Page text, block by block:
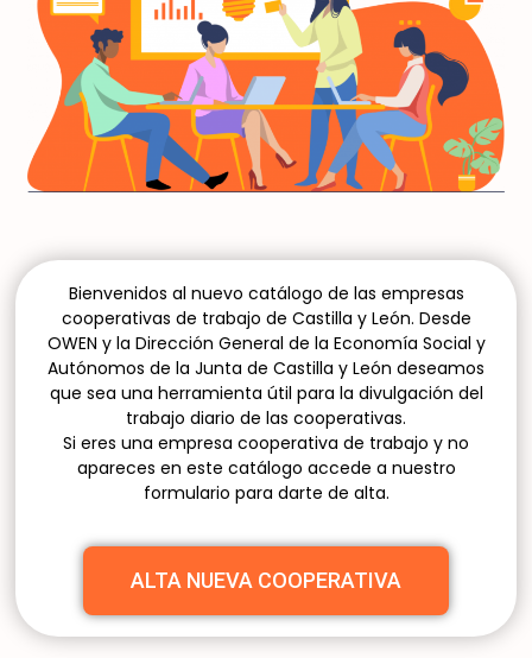
Bienvenidos al nuevo catálogo de las empresas
cooperativas de trabajo de Castilla y León. Desde
OWEN y la Dirección General de la Economía Social y
Autónomos de la Junta de Castilla y León deseamos
que sea una herramienta útil para la divulgación del
trabajo diario de las cooperativas.
Si eres una empresa cooperativa de trabajo y no
apareces en este catálogo accede a nuestro
formulario para darte de alta.
ALTA NUEVA COOPERATIVA